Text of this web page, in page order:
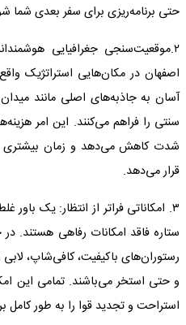
حتی برنامه‌ریزی برای سفر بعدی شما
۲.موقعیت‌سنجی جغرافیایی
اصفهان در مکان‌هایی استراتژیک
آسان به جاذبه‌های اصلی مانند
سنتی را فراهم می‌کنند. این امر
شدت کاهش می‌دهد و زمان بیشتری
قرار می‌دهد.
۳. امکاناتی فراتر از انتظار: یک
ستاره فاقد امکانات رفاهی هستند.
رستوران‌های باکیفیت، کافی‌شاپ،
و حتی استخر می‌باشند. تمامی این
استراحت و تجدید قوا را به طور کامل